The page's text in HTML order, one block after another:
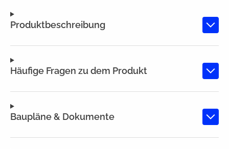
Produktbeschreibung
Häufige Fragen zu dem Produkt
Baupläne & Dokumente